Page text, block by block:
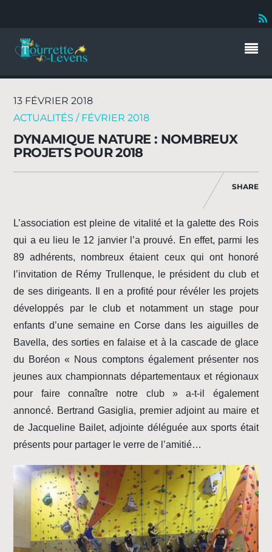
13 FÉVRIER 2018
ACTUALITÉS / FÉVRIER 2018
DYNAMIQUE NATURE : NOMBREUX
PROJETS POUR 2018
SHARE
L’association est pleine de vitalité et la galette des Rois
qui a eu lieu le 12 janvier l’a prouvé. En effet, parmi les
89 adhérents, nombreux étaient ceux qui ont honoré
l’invitation de Rémy Trullenque, le président du club et
de ses dirigeants. Il en a profité pour révéler les projets
développés par le club et notamment un stage pour
enfants d’une semaine en Corse dans les aiguilles de
Bavella, des sorties en falaise et à la cascade de glace
du Boréon « Nous comptons également présenter nos
jeunes aux championnats départementaux et régionaux
pour faire connaître notre club » a-t-il également
annoncé. Bertrand Gasiglia, premier adjoint au maire et
de Jacqueline Bailet, adjointe déléguée aux sports était
présents pour partager le verre de l’amitié…